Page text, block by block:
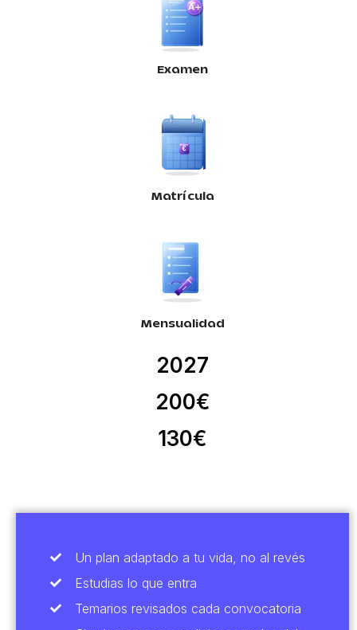
Examen
Matrícula
Mensualidad
2027
200€
130€
Un plan adaptado a tu vida, no al revés
Estudias lo que entra
Temarios revisados cada convocatoria